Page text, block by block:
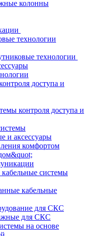
колонны
технологии
технологии
доступа и
контроля доступа и
и аксессуары
комфортом
системы
кабельные
для СКС
для СКС
на основе